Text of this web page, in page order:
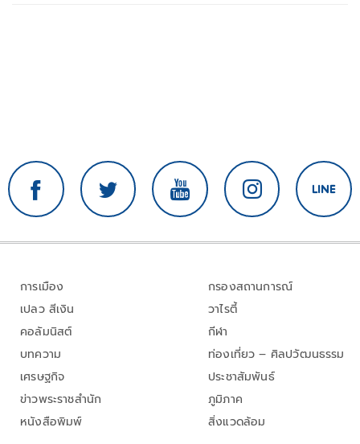
การเมือง
เปลว สีเงิน
คอลัมนิสต์
บทความ
เศรษฐกิจ
ข่าวพระราชสำนัก
หนังสือพิมพ์
กรองสถานการณ์
วาไรตี้
กีฬา
ท่องเที่ยว – ศิลปวัฒนธรรม
ประชาสัมพันธ์
ภูมิภาค
สิ่งแวดล้อม